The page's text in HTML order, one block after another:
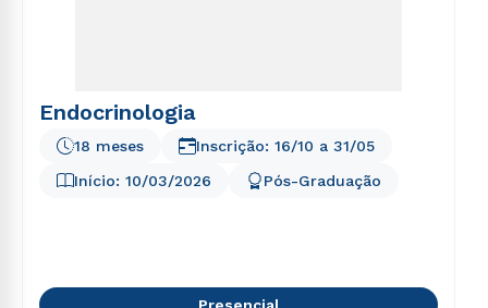
Endocrinologia
Início: 10/03/2026
18 meses
Pós-Graduação
Inscrição: 16/10 a 31/05